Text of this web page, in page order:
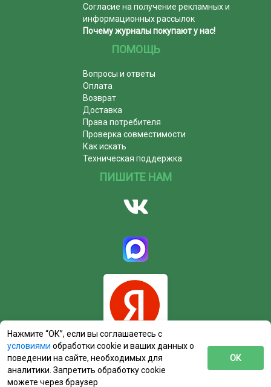
Согласие на получение рекламных и
информационных рассылок
Почему журналы покупают у нас!
ПОМОЩЬ
Вопросы и ответы
Оплата
Возврат
Доставка
Права потребителя
Проверка совместимости
Как искать
Техническая поддержка
ПИШИТЕ НАМ
Нажмите “ОК”, если вы соглашаетесь с
условиями обработки cookie и ваших данных о
поведении на сайте, необходимых для
аналитики. Запретить обработку cookie
можете через браузер
ОК